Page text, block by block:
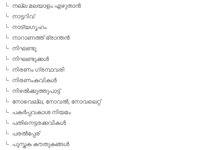
നല്ല മലയാളം എഴുതാന്‍
നാട്ടറിവ്
നാട്യഗൃഹം
നാറാണത്ത് ഭ്രാന്തന്‍
നിഘണ്ടു
നിഘണ്ടുക്കള്‍
നിരണം ഗ്രന്ഥവരി
നിരണംകവികള്‍
നിഴല്‍ക്കുത്തുപാട്ട്
നോവെല്ല, നോവല്‍, നോവലെറ്റ്
പകര്‍പ്പവകാശ നിയമം
പതിനെട്ടരക്കവികള്‍
പരല്‍പ്പേര്
പുസ്തക കൗതുകങ്ങള്‍